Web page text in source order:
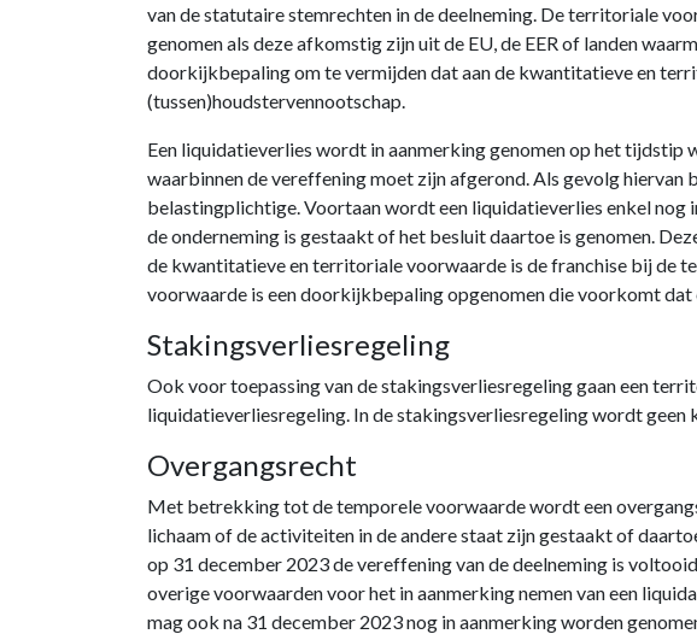
van de statutaire stemrechten in de deelneming. De territoriale
genomen als deze afkomstig zijn uit de EU, de EER of landen
doorkijkbepaling om te vermijden dat aan de kwantitatieve en
(tussen)houdstervennootschap.
Een liquidatieverlies wordt in aanmerking genomen op het
waarbinnen de vereffening moet zijn afgerond. Als gevolg
belastingplichtige. Voortaan wordt een liquidatieverlies enkel nog
de onderneming is gestaakt of het besluit daartoe is genomen.
de kwantitatieve en territoriale voorwaarde is de franchise bij de
voorwaarde is een doorkijkbepaling opgenomen die voorkomt
Stakingsverliesregeling
Ook voor toepassing van de stakingsverliesregeling gaan een
liquidatieverliesregeling. In de stakingsverliesregeling wordt
Overgangsrecht
Met betrekking tot de temporele voorwaarde wordt een
lichaam of de activiteiten in de andere staat zijn gestaakt of
op 31 december 2023 de vereffening van de deelneming is
overige voorwaarden voor het in aanmerking nemen van een
mag ook na 31 december 2023 nog in aanmerking worden